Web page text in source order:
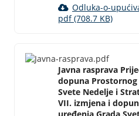
Odluka-o-
pdf (708.7 KB)
Javna rasprava
dopuna
Svete Nedelje i
VII. izmjena i